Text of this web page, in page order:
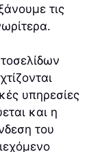
τις
υπηρεσίες
και η
του